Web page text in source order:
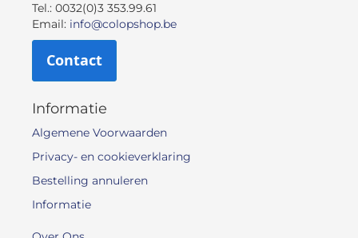
Tel.: 0032(0)3 353.99.61
Email: info@colopshop.be
Contact
Informatie
Algemene Voorwaarden
Privacy- en cookieverklaring
Bestelling annuleren
Informatie